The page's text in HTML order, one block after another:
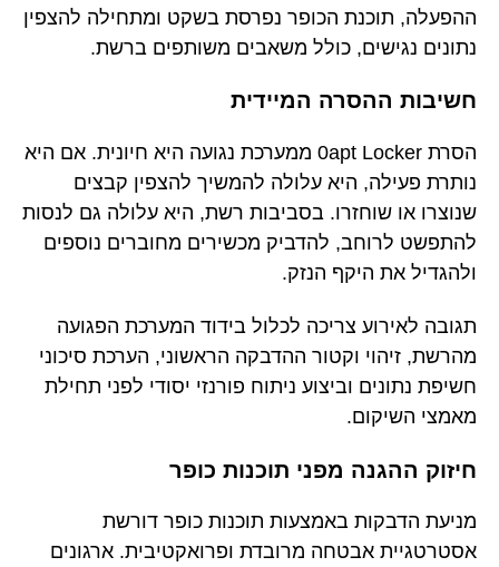
ההפעלה, תוכנת הכופר נפרסת בשקט ומתחילה להצפין
נתונים נגישים, כולל משאבים משותפים ברשת.
חשיבות ההסרה המיידית
הסרת 0apt Locker ממערכת נגועה היא חיונית. אם היא
נותרת פעילה, היא עלולה להמשיך להצפין קבצים
שנוצרו או שוחזרו. בסביבות רשת, היא עלולה גם לנסות
להתפשט לרוחב, להדביק מכשירים מחוברים נוספים
ולהגדיל את היקף הנזק.
תגובה לאירוע צריכה לכלול בידוד המערכת הפגועה
מהרשת, זיהוי וקטור ההדבקה הראשוני, הערכת סיכוני
חשיפת נתונים וביצוע ניתוח פורנזי יסודי לפני תחילת
מאמצי השיקום.
חיזוק ההגנה מפני תוכנות כופר
מניעת הדבקות באמצעות תוכנות כופר דורשת
אסטרטגיית אבטחה מרובדת ופרואקטיבית. ארגונים